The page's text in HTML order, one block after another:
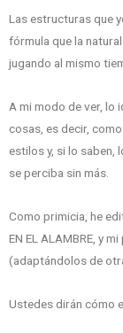
Las estructuras que
fórmula que la
jugando al mismo
A mi modo de ver, lo
cosas, es decir,
estilos y, si lo saben,
se perciba sin más.
Como primicia, he
EN EL ALAMBRE, y
(adaptándolos de
Ustedes dirán cómo